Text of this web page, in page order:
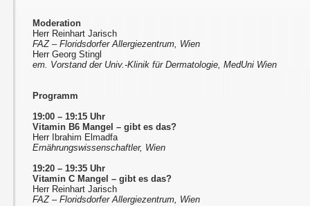
Moderation
Herr Reinhart Jarisch
FAZ – Floridsdorfer Allergiezentrum, Wien
Herr Georg Stingl
em. Vorstand der Univ.-Klinik für Dermatologie, MedUni Wien
Programm
19:00 – 19:15 Uhr
Vitamin B6 Mangel – gibt es das?
Herr Ibrahim Elmadfa
Ernährungswissenschaftler, Wien
19:20 – 19:35 Uhr
Vitamin C Mangel – gibt es das?
Herr Reinhart Jarisch
FAZ – Floridsdorfer Allergiezentrum, Wien